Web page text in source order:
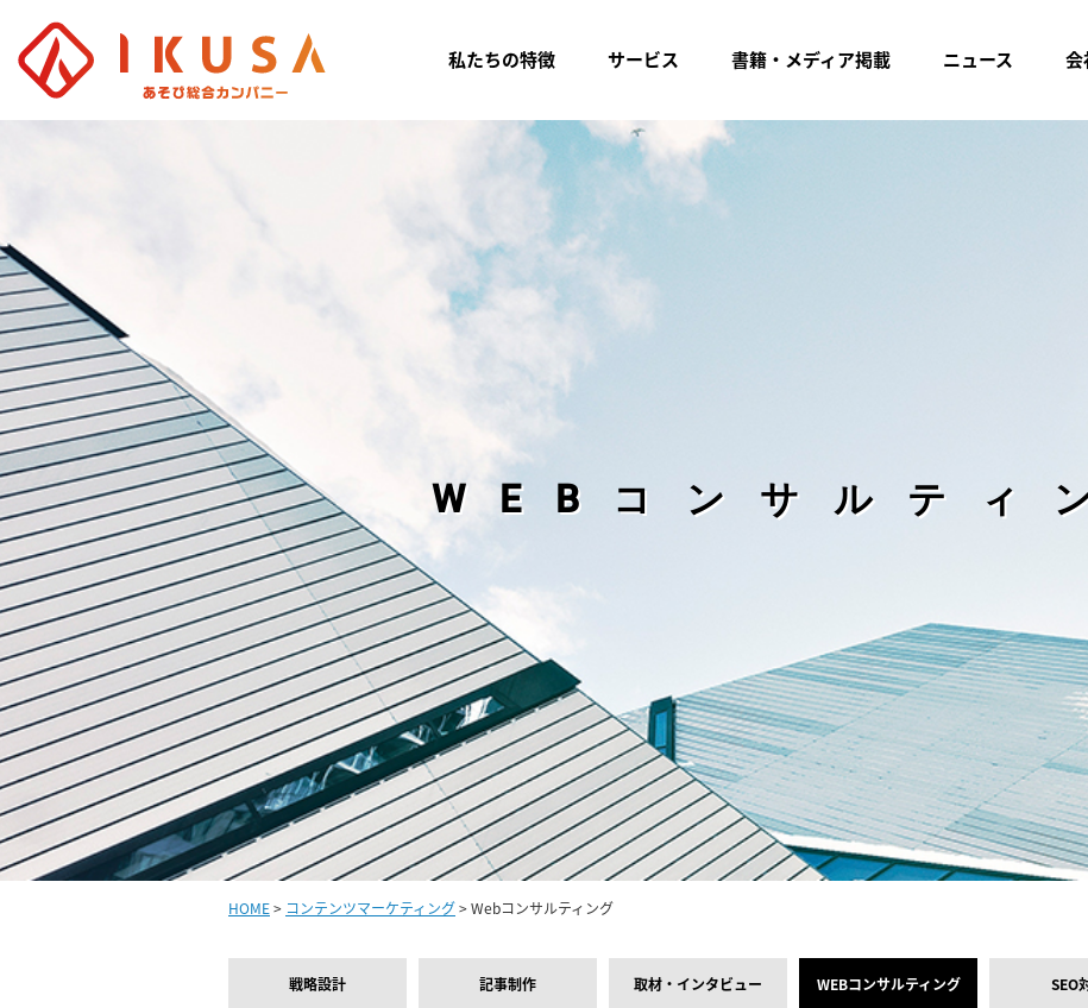
私たちの特徴 サービス 書籍・メディア掲載 ニュース 会
WEBコンサルティ
HOME> コンテンツマーケティング> Webコンサルティング
戦略設計 記事制作 取材・インタビュー WEBコンサルティング SEO